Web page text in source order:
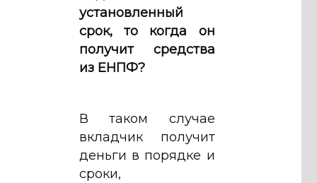
установленный
срок, то когда он
получит средства
из ЕНПФ?
В таком случае
вкладчик получит
деньги в порядке и
сроки,